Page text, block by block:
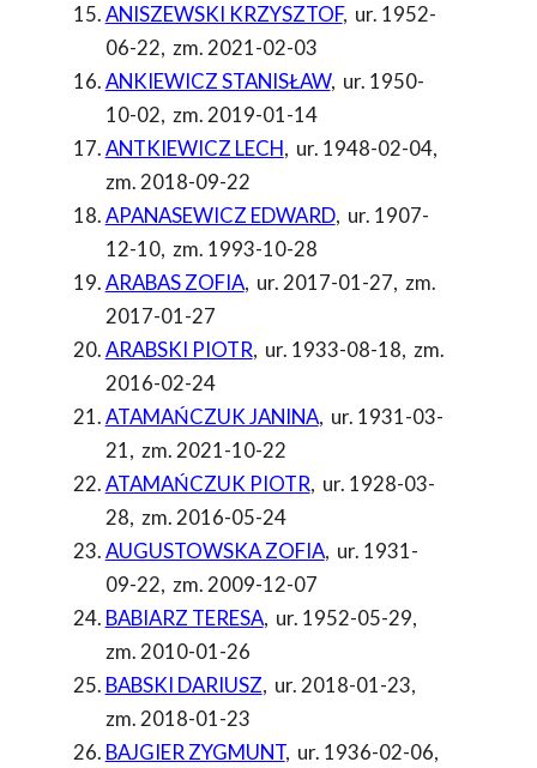
ANISZEWSKI KRZYSZTOF, ur. 1952-
06-22, zm. 2021-02-03
ANKIEWICZ STANISŁAW, ur. 1950-
10-02, zm. 2019-01-14
ANTKIEWICZ LECH, ur. 1948-02-04,
zm. 2018-09-22
APANASEWICZ EDWARD, ur. 1907-
12-10, zm. 1993-10-28
ARABAS ZOFIA, ur. 2017-01-27, zm.
2017-01-27
ARABSKI PIOTR, ur. 1933-08-18, zm.
2016-02-24
ATAMAŃCZUK JANINA, ur. 1931-03-
21, zm. 2021-10-22
ATAMAŃCZUK PIOTR, ur. 1928-03-
28, zm. 2016-05-24
AUGUSTOWSKA ZOFIA, ur. 1931-
09-22, zm. 2009-12-07
BABIARZ TERESA, ur. 1952-05-29,
zm. 2010-01-26
BABSKI DARIUSZ, ur. 2018-01-23,
zm. 2018-01-23
BAJGIER ZYGMUNT, ur. 1936-02-06,